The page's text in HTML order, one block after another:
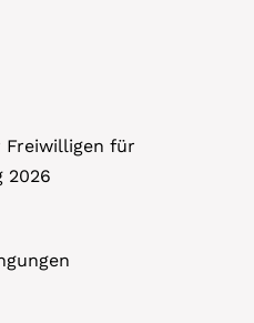
für
2026